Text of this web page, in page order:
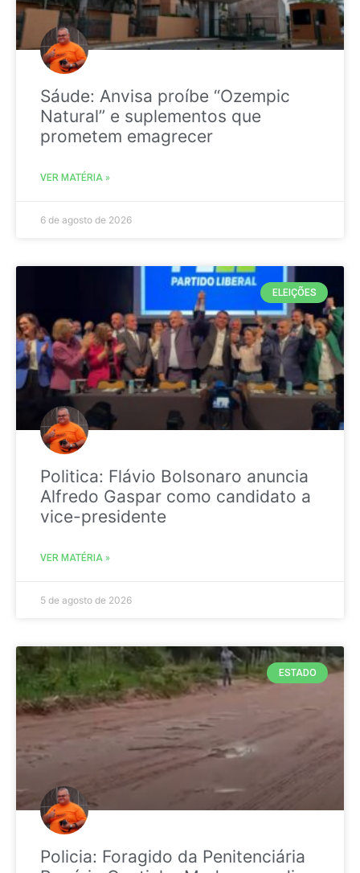
Sáude: Anvisa proíbe “Ozempic
Natural” e suplementos que
prometem emagrecer
VER MATÉRIA »
6 de agosto de 2026
ELEIÇÕES
Politica: Flávio Bolsonaro anuncia
Alfredo Gaspar como candidato a
vice-presidente
VER MATÉRIA »
5 de agosto de 2026
ESTADO
Policia: Foragido da Penitenciária